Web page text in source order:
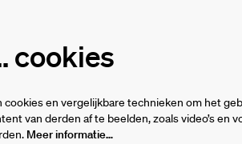
cookies
cookies en vergelijkbare technieken om het
van derden af te beelden, zoals video’s en
Meer informatie…